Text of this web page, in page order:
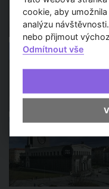
cookie, aby
analýzu
nebo přijmout
Odmítnout vše